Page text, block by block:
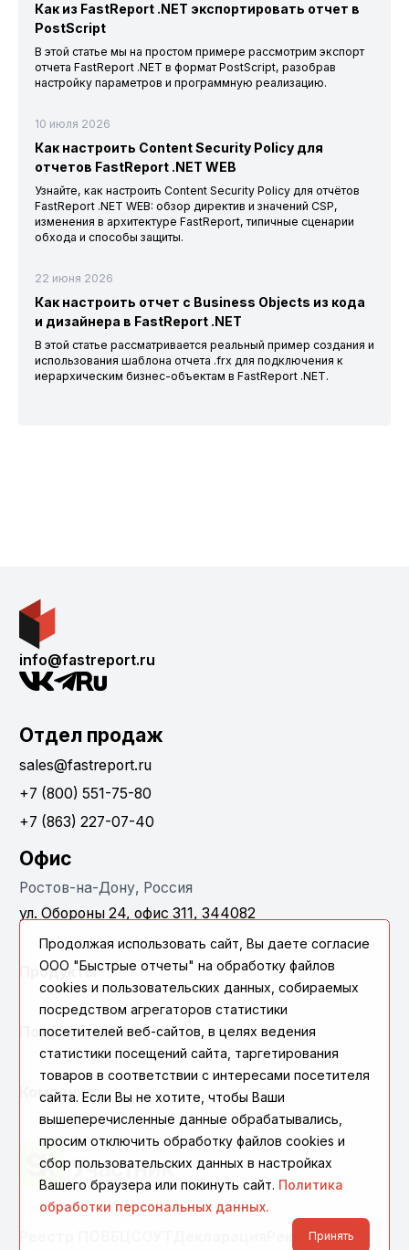
Как из FastReport .NET экспортировать отчет в
PostScript
В этой статье мы на простом примере рассмотрим экспорт
отчета FastReport .NET в формат PostScript, разобрав
настройку параметров и программную реализацию.
10 июля 2026
Как настроить Content Security Policy для
отчетов FastReport .NET WEB
Узнайте, как настроить Content Security Policy для отчётов
FastReport .NET WEB: обзор директив и значений CSP,
изменения в архитектуре FastReport, типичные сценарии
обхода и способы защиты.
22 июня 2026
Как настроить отчет с Business Objects из кода
и дизайнера в FastReport .NET
В этой статье рассматривается реальный пример создания и
использования шаблона отчета .frx для подключения к
иерархическим бизнес-объектам в FastReport .NET.
info@fastreport.ru
Отдел продаж
sales@fastreport.ru
+7 (800) 551-75-80
+7 (863) 227-07-40
Офис
Ростов-на-Дону, Россия
ул. Обороны 24, офис 311, 344082
Продукты
Поддержка
Компания
Реквизиты
Продолжая использовать сайт, Вы даете согласие
ООО "Быстрые отчеты" на обработку файлов
cookies и пользовательских данных, собираемых
посредством агрегаторов статистики
посетителей веб-сайтов, в целях ведения
статистики посещений сайта, таргетирования
товаров в соответствии с интересами посетителя
сайта. Если Вы не хотите, чтобы Ваши
вышеперечисленные данные обрабатывались,
просим отключить обработку файлов cookies и
сбор пользовательских данных в настройках
Вашего браузера или покинуть сайт. Политика
обработки персональных данных.
Принять